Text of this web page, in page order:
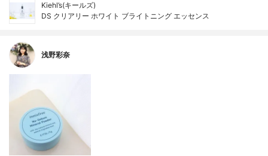
Kiehl’s(キールズ)
DS クリアリー ホワイト ブライトニング エッセンス
浅野彩奈